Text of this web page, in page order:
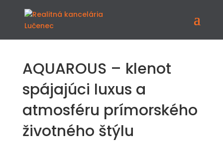
AQUAROUS – klenot
spájajúci luxus a
atmosféru prímorského
životného štýlu